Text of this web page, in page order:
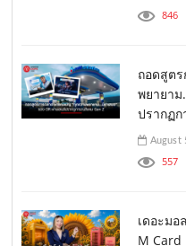
846
ถอดสูต
พยายาม
ปรากฏ
August
557
เดอะม
M Card